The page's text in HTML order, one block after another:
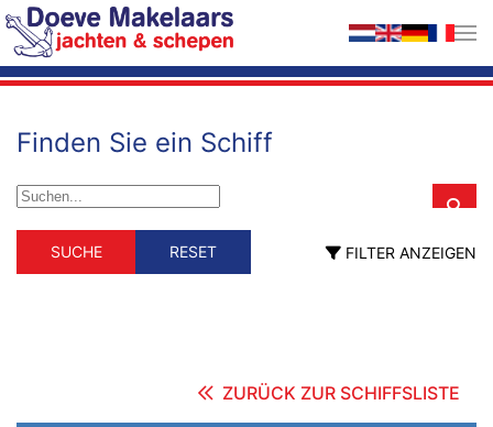
Zum Hauptinhalt springen
Finden Sie ein Schiff
Schiffstyp
Schiffstyp
Berufsschiff
Material Holz
SUCHE RESET FILTER ANZEIGEN
ZURÜCK ZUR SCHIFFSLISTE